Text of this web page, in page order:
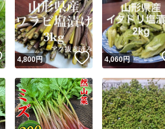
安心発送 このユーザーは設
いいね！
4,800円 いいね！
4,060円